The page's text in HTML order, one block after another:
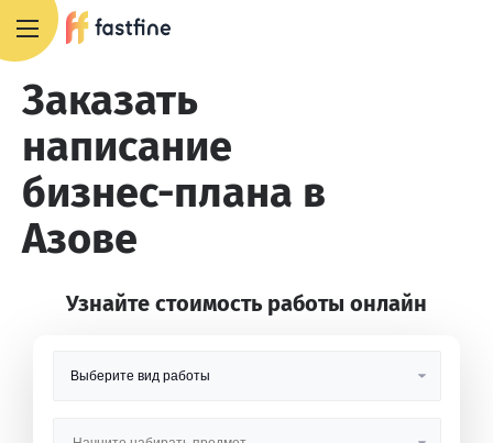
Заказать
написание
бизнес-плана в
Азове
Узнайте стоимость работы онлайн